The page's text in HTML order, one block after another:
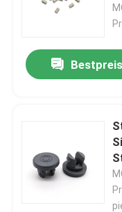
Bestpreis